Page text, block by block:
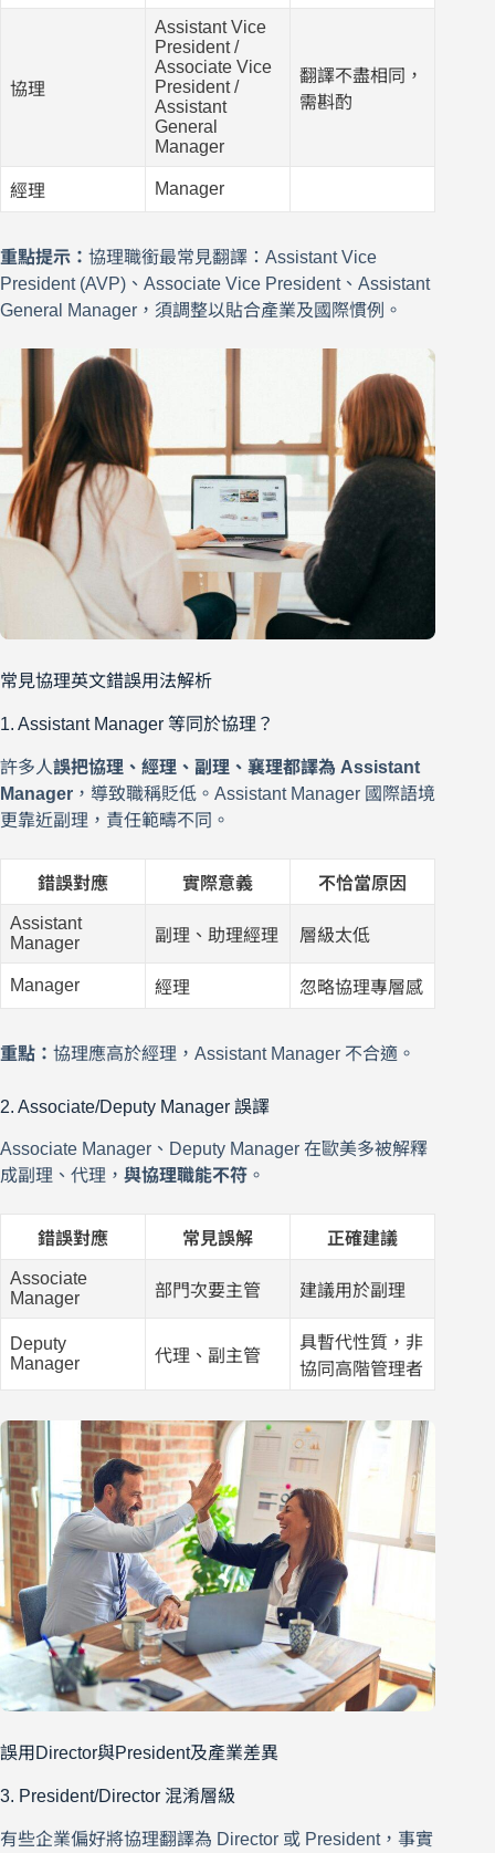
協理
Assistant Vice
President /
Associate Vice
President /
Assistant
General
Manager
翻譯不盡相同，
需斟酌
經理 Manager
重點提示： 協理職銜最常見翻譯：Assistant Vice
President (AVP)、Associate Vice President、Assistant
General Manager，須調整以貼合產業及國際慣例。
常見協理英文錯誤用法解析
1. Assistant Manager 等同於協理？
許多人誤把協理、經理、副理、襄理都譯為 Assistant
Manager ，導致職稱貶低。Assistant Manager 國際語境
更靠近副理，責任範疇不同。
錯誤對應 實際意義 不恰當原因
Assistant
Manager
副理、助理經理 層級太低
Manager 經理 忽略協理專層感
重點： 協理應高於經理，Assistant Manager 不合適。
2. Associate/Deputy Manager 誤譯
Associate Manager、Deputy Manager 在歐美多被解釋
成副理、代理， 與協理職能不符 。
錯誤對應 常見誤解 正確建議
Associate
Manager
部門次要主管 建議用於副理
Deputy
Manager
代理、副主管
具暫代性質，非
協同高階管理者
誤用Director與President及產業差異
3. President/Director 混淆層級
有些企業偏好將協理翻譯為 Director 或 President，事實